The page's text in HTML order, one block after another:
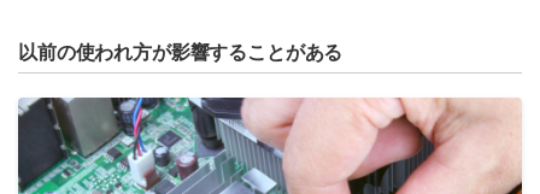
以前の使われ方が影響することがある